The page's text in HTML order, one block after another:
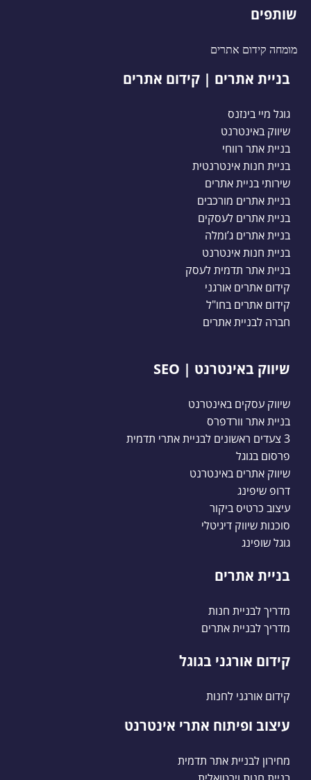
שותפים
מומחה קידום אתרים
בניית אתרים | קידום אתרים
גוגל מיי בינזנס
שיווק באינטרנט
בניית אתר רווחי
בניית חנות אינטרנטית
שירותי בניית אתרים
בניית אתרים מורכבים
בניית אתרים לעסקים
בניית אתרים ג’ומלה
בניית חנות אינטרנט
בניית אתר תדמית לעסק
קידום אתרים אורגני
קידום אתרים בחו"ל
חברה לבניית אתרים
שיווק באינטרנט | SEO
שיווק עסקים באינטרנט
בניית אתר וורדפרס
3 צעדים ראשונים לבניית אתרי תדמית
פרסום בגוגל
שיווק אתרים באינטרנט
דרופ שיפינג
עיצוב כרטיס ביקור
סוכנות שיווק דיגיטלי
גוגל שופינג
בניית אתרים
מדריך לבניית חנות
מדריך לבניית אתרים
קידום אורגני בגוגל
קידום אורגני לחנות
עיצוב ופיתוח אתרי אינטרנט
מחירון לבניית אתר תדמית